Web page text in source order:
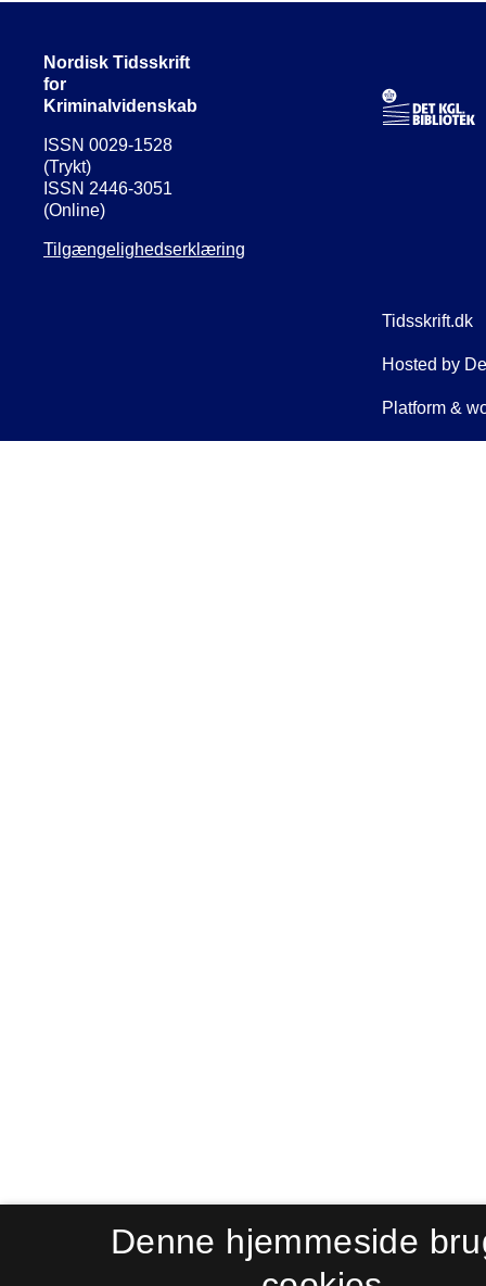
Nordisk Tidsskrift
for
Kriminalvidenskab
ISSN 0029-1528
(Trykt)
ISSN 2446-3051
(Online)
Tilgængelighedserklæring
Denne hjemmeside